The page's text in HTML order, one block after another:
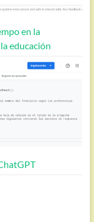
en la
educación